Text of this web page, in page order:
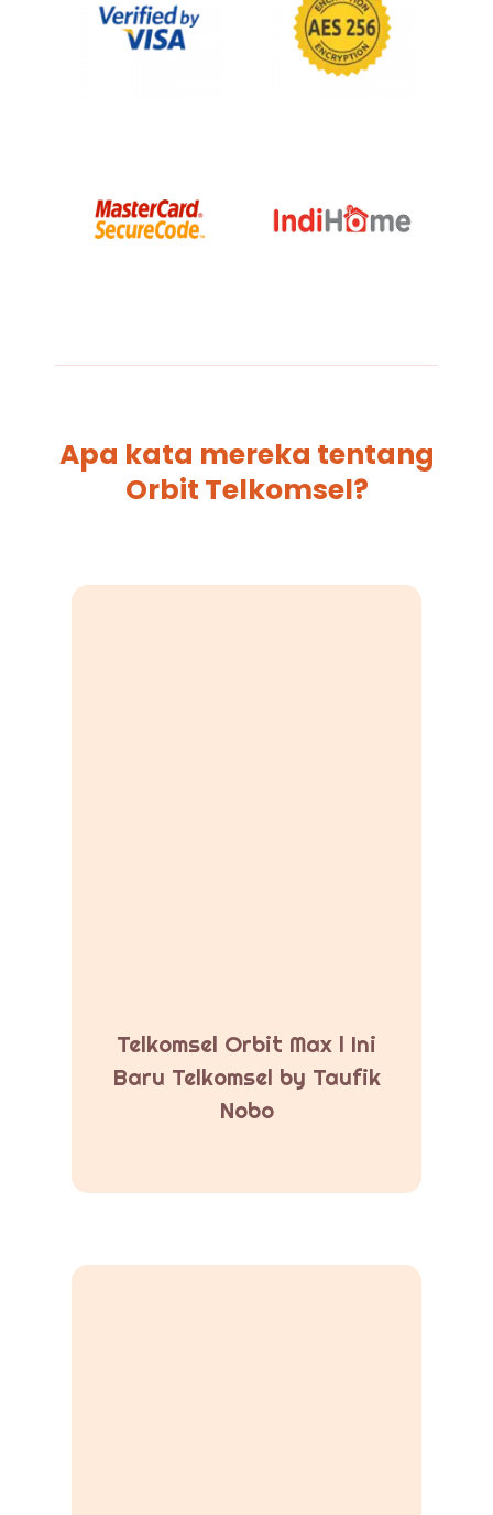
Apa kata mereka tentang
Orbit Telkomsel?
Telkomsel Orbit Max l Ini
Baru Telkomsel by Taufik
Nobo